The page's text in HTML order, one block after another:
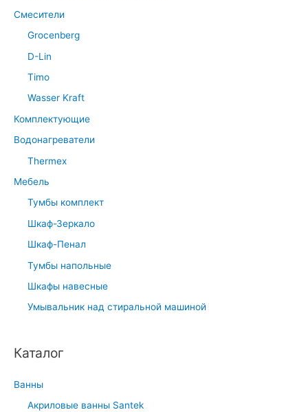
Смесители
Grocenberg
D-Lin
Timo
Wasser Kraft
Комплектующие
Водонагреватели
Thermex
Мебель
Тумбы комплект
Шкаф-Зеркало
Шкаф-Пенал
Тумбы напольные
Шкафы навесные
Умывальник над стиральной машиной
Каталог
Ванны
Акриловые ванны Santek